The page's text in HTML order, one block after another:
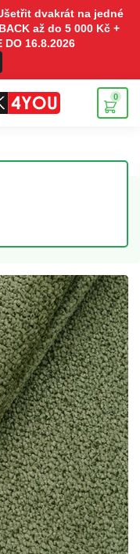
dvakrát na jedné
až do 5 000 Kč +
DO 16.8.2026
0